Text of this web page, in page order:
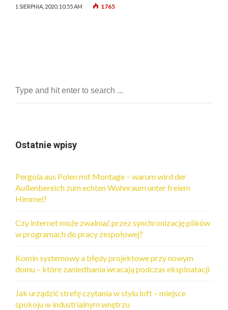
1 SIERPNIA, 2020, 10:55 AM 1765
Ostatnie wpisy
Pergola aus Polen mit Montage – warum wird der
Außenbereich zum echten Wohnraum unter freiem
Himmel?
Czy internet może zwalniać przez synchronizację plików
w programach do pracy zespołowej?
Komin systemowy a błędy projektowe przy nowym
domu – które zaniedbania wracają podczas eksploatacji
Jak urządzić strefę czytania w stylu loft – miejsce
spokoju w industrialnym wnętrzu